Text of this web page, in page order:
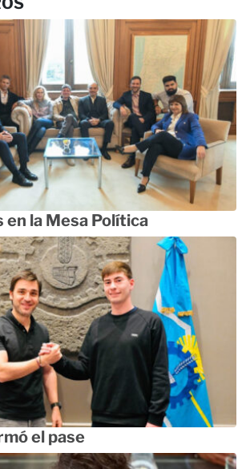
la Mesa Política
el pase